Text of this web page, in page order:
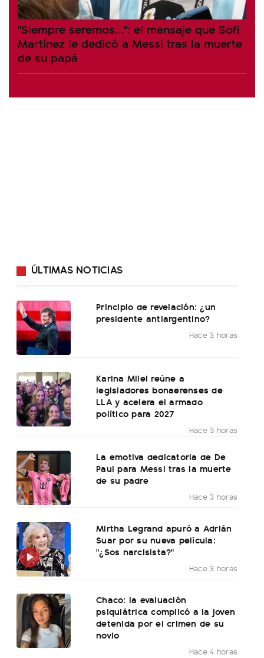
"Siempre seremos...": el mensaje que Sofi
Martínez le dedicó a Messi tras la muerte
de su papá
ÚLTIMAS NOTICIAS
Principio de revelación: ¿un
presidente antiargentino?
Hace 3 horas
Karina Milei reúne a
legisladores bonaerenses de
LLA y acelera el armado
político para 2027
Hace 3 horas
La emotiva dedicatoria de De
Paul para Messi tras la muerte
de su padre
Hace 3 horas
Mirtha Legrand apuró a Adrián
Suar por su nueva película:
"¿Sos narcisista?"
Hace 3 horas
Chaco: la evaluación
psiquiátrica complicó a la joven
detenida por el crimen de su
novio
Hace 4 horas